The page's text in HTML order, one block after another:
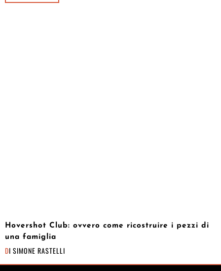
Hovershot Club: ovvero come ricostruire i pezzi di
una famiglia
DI SIMONE RASTELLI